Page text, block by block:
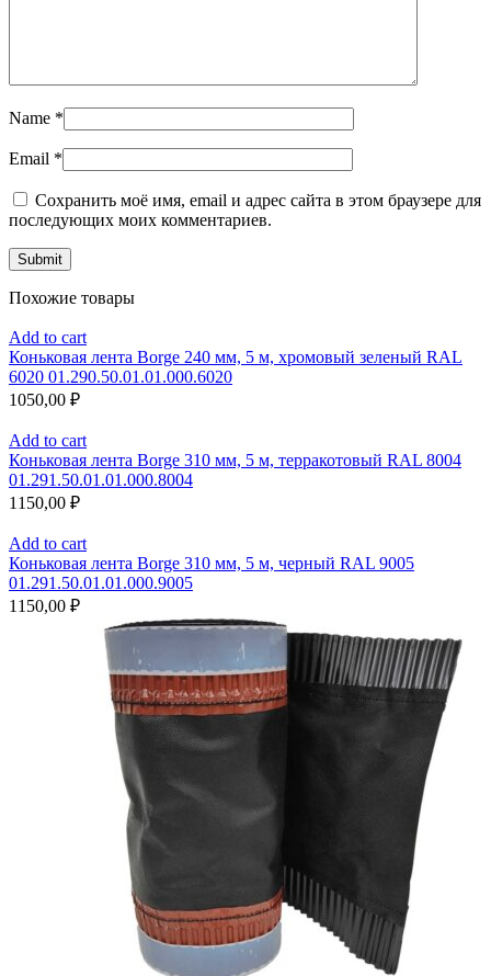
Name *
Email *
Сохранить моё имя, email и адрес сайта в этом браузере для
последующих моих комментариев.
Похожие товары
Add to cart
Коньковая лента Borge 240 мм, 5 м, хромовый зеленый RAL
6020 01.290.50.01.01.000.6020
1050,00 ₽
Add to cart
Коньковая лента Borge 310 мм, 5 м, терракотовый RAL 8004
01.291.50.01.01.000.8004
1150,00 ₽
Add to cart
Коньковая лента Borge 310 мм, 5 м, черный RAL 9005
01.291.50.01.01.000.9005
1150,00 ₽